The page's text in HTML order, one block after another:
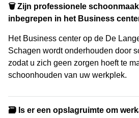
🗑 Zijn professionele
inbegrepen in het Business
Het Business center op de De
Schagen wordt onderhouden door
zodat u zich geen zorgen hoeft te
schoonhouden van uw werkplek.
🗃️ Is er een opslagruimte om